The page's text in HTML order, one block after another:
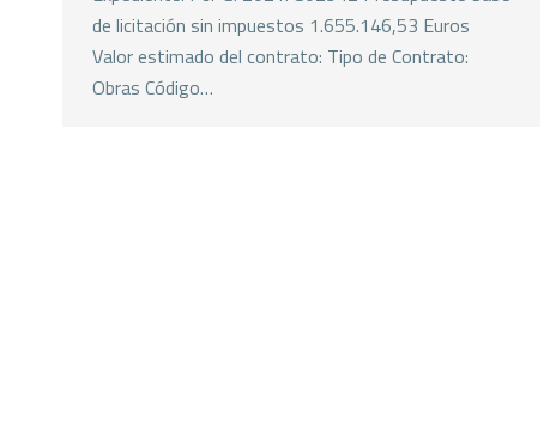
de licitación sin impuestos 1.655.146,53 Euros
Valor estimado del contrato: Tipo de Contrato:
Obras Código…